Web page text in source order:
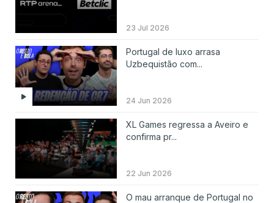
23 Jul 2026
Portugal de luxo arrasa
Uzbequistão com...
24 Jun 2026
XL Games regressa a Aveiro e
confirma pr...
22 Jun 2026
O mau arranque de Portugal no